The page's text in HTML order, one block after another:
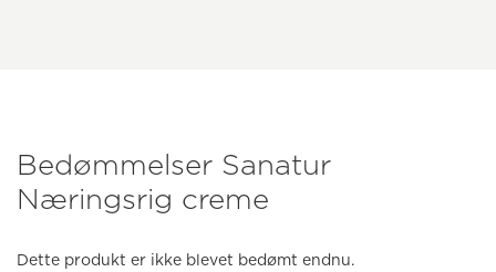
Bedømmelser Sanatur
Næringsrig creme
Dette produkt er ikke blevet bedømt endnu.